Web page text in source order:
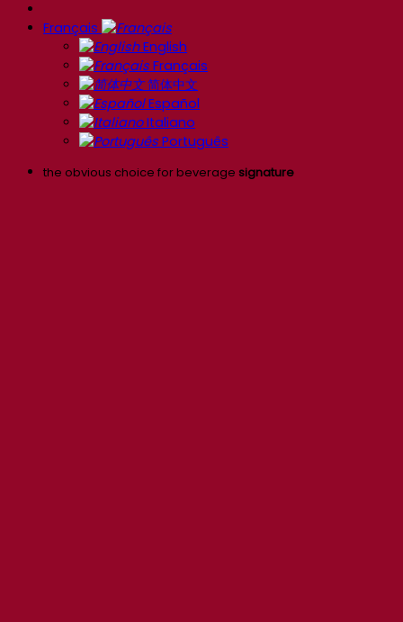
Français
English
Français
简体中文
Español
Italiano
Português
the obvious choice for beverage signature